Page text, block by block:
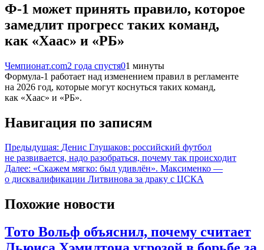
Ф-1 может принять правило, которое
замедлит прогресс таких команд,
как «Хаас» и «РБ»
Чемпионат.com2 года спустя01 минуты
Формула-1 работает над изменением правил в регламенте
на 2026 год, которые могут коснуться таких команд,
как «Хаас» и «РБ».
Навигация по записям
Предыдущая: Денис Глушаков: российский футбол
не развивается, надо разобраться, почему так происходит
Далее: «Скажем мягко: был удивлён». Максименко —
о дисквалификации Литвинова за драку с ЦСКА
Похожие новости
Тото Вольф объяснил, почему считает